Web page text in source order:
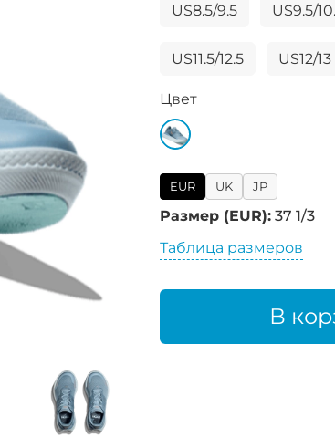
Таблица размеров
В
US8.5/9.5 US9.5/
US11.5/12.5 US12/13
Цвет
EUR UK JP
Размер (EUR): 37 1/3